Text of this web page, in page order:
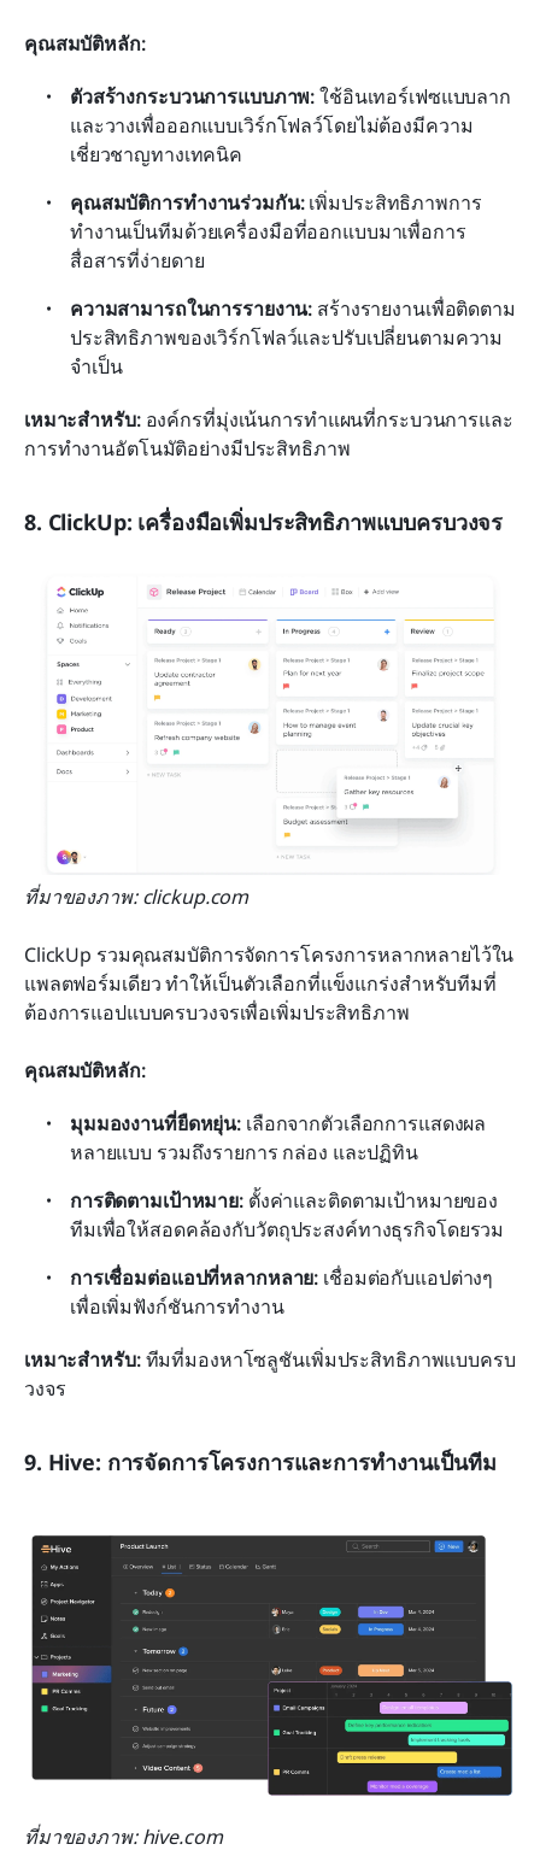
คุณสมบัติหลัก:
ตัวสร้างกระบวนการแบบภาพ: ใช้อินเทอร์เฟซแบบลาก
และวางเพื่อออกแบบเวิร์กโฟลว์โดยไม่ต้องมีความ
เชี่ยวชาญทางเทคนิค
คุณสมบัติการทำงานร่วมกัน: เพิ่มประสิทธิภาพการ
ทำงานเป็นทีมด้วยเครื่องมือที่ออกแบบมาเพื่อการ
สื่อสารที่ง่ายดาย
ความสามารถในการรายงาน: สร้างรายงานเพื่อติดตาม
ประสิทธิภาพของเวิร์กโฟลว์และปรับเปลี่ยนตามความ
จำเป็น
เหมาะสำหรับ: องค์กรที่มุ่งเน้นการทำแผนที่กระบวนการและ
การทำงานอัตโนมัติอย่างมีประสิทธิภาพ
8. ClickUp: เครื่องมือเพิ่มประสิทธิภาพแบบครบวงจร
ที่มาของภาพ: clickup.com
ClickUp รวมคุณสมบัติการจัดการโครงการหลากหลายไว้ใน
แพลตฟอร์มเดียว ทำให้เป็นตัวเลือกที่แข็งแกร่งสำหรับทีมที่
ต้องการแอปแบบครบวงจรเพื่อเพิ่มประสิทธิภาพ
คุณสมบัติหลัก:
มุมมองงานที่ยืดหยุ่น: เลือกจากตัวเลือกการแสดงผล
หลายแบบ รวมถึงรายการ กล่อง และปฏิทิน
การติดตามเป้าหมาย: ตั้งค่าและติดตามเป้าหมายของ
ทีมเพื่อให้สอดคล้องกับวัตถุประสงค์ทางธุรกิจโดยรวม
การเชื่อมต่อแอปที่หลากหลาย: เชื่อมต่อกับแอปต่างๆ
เพื่อเพิ่มฟังก์ชันการทำงาน
เหมาะสำหรับ: ทีมที่มองหาโซลูชันเพิ่มประสิทธิภาพแบบครบ
วงจร
9. Hive: การจัดการโครงการและการทำงานเป็นทีม
ที่มาของภาพ: hive.com